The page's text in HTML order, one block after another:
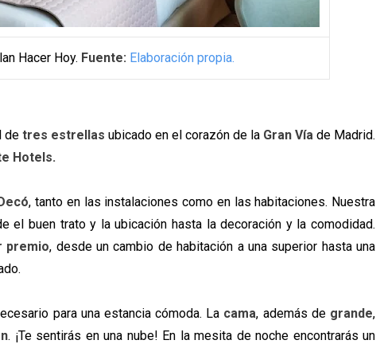
Hacer Hoy. Fuente: Elaboración propia.
de tres estrellas ubicado en el corazón de la Gran Vía de Madrid.
Hotels.
, tanto en las instalaciones como en las habitaciones. Nuestra
el buen trato y la ubicación hasta la decoración y la comodidad.
premio, desde un cambio de habitación a una superior hasta una
para una estancia cómoda. La cama, además de grande,
. ¡Te sentirás en una nube! En la mesita de noche encontrarás un